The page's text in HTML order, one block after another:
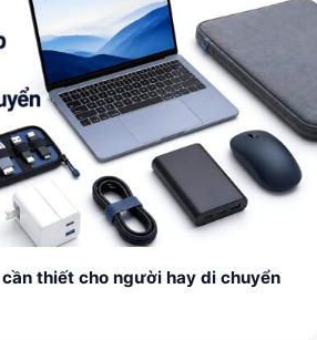
thiết cho người hay di chuyển